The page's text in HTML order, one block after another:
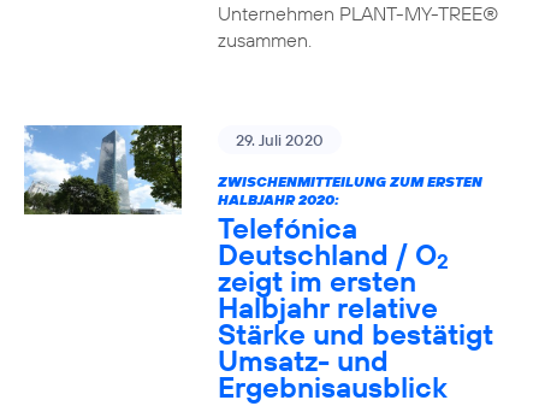
Unternehmen PLANT-MY-TREE®
zusammen.
29. Juli 2020
ZWISCHENMITTEILUNG ZUM ERSTEN
HALBJAHR 2020:
Telefónica
Deutschland / O2
zeigt im ersten
Halbjahr relative
Stärke und bestätigt
Umsatz- und
Ergebnisausblick